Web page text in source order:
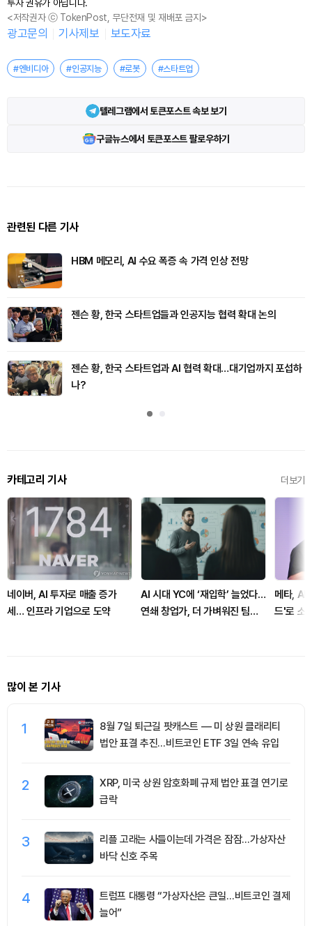
투자 권유가 아닙니다.
<저작권자 ⓒ TokenPost, 무단전재 및 재배포 금지>
광고문의 기사제보 보도자료
#엔비디아 #인공지능 #로봇 #스타트업
텔레그램에서 토큰포스트 속보 보기
구글뉴스에서 토큰포스트 팔로우하기
관련된 다른 기사
HBM 메모리, AI 수요 폭증 속 가격 인상 전망
젠슨 황, 한국 스타트업들과 인공지능 협력 확대 논의
젠슨 황, 한국 스타트업과 AI 협력 확대…대기업까지 포섭하
나?
카테고리 기사 더보기
네이버, AI 투자로 매출 증가
세… 인프라 기업으로 도약
AI 시대 YC에 ‘재입학’ 늘었다…
연쇄 창업가, 더 가벼워진 팀으
메타, AI
드'로 소
많이 본 기사
1
8월 7일 퇴근길 팟캐스트 — 미 상원 클래리티
법안 표결 추진…비트코인 ETF 3일 연속 유입
2
XRP, 미국 상원 암호화폐 규제 법안 표결 연기로
급락
3
리플 고래는 사들이는데 가격은 잠잠…가상자산
바닥 신호 주목
4
트럼프 대통령 “가상자산은 큰일…비트코인 결제
늘어”